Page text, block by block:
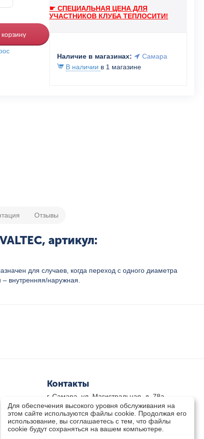
☛ СПЕЦИАЛЬНАЯ ЦЕНА ДЛЯ
УЧАСТНИКОВ КЛУБА ТЕПЛОСИТИ!
Наличие в магазинах:
Самара
В наличии в 1 магазине
Отзывы
артикул:
для случаев, когда переход с одного диаметра
внутренняя/наружная.
Контакты
г. Самара, ул. Магистральная, д. 78а
8 800-333-33-79(звонок бесплатный)
8(846)-211-03-15
Пн-Пт 8.30 - 17.30 Сб 9.00 - 16.00
zakaz@teplocity.com
Для обеспечения высокого уровня обслуживания на
этом сайте используются файлы cookie. Продолжая его
использование, вы соглашаетесь с тем, что файлы
cookie будут сохраняться на вашем компьютере.